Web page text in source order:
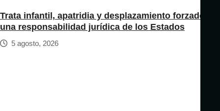
Trata infantil, apatridia y desplazamiento forzado:
una responsabilidad jurídica de los Estados
5 agosto, 2026